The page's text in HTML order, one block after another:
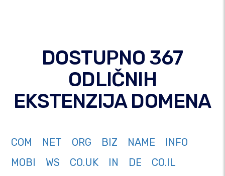
DOSTUPNO 367
ODLIČNIH
EKSTENZIJA DOMENA
COM NET ORG BIZ NAME
INFO
MOBI
WS CO.UK IN DE
CO.IL